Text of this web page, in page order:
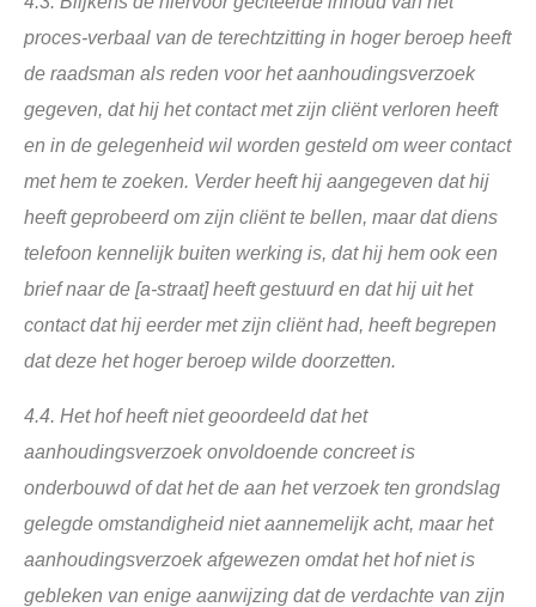
proces-verbaal van de terechtzitting in hoger beroep heeft
de raadsman als reden voor het aanhoudingsverzoek
gegeven, dat hij het contact met zijn cliënt verloren heeft
en in de gelegenheid wil worden gesteld om weer contact
met hem te zoeken. Verder heeft hij aangegeven dat hij
heeft geprobeerd om zijn cliënt te bellen, maar dat diens
telefoon kennelijk buiten werking is, dat hij hem ook een
brief naar de [a-straat] heeft gestuurd en dat hij uit het
contact dat hij eerder met zijn cliënt had, heeft begrepen
dat deze het hoger beroep wilde doorzetten.
4.4. Het hof heeft niet geoordeeld dat het
aanhoudingsverzoek onvoldoende concreet is
onderbouwd of dat het de aan het verzoek ten grondslag
gelegde omstandigheid niet aannemelijk acht, maar het
aanhoudingsverzoek afgewezen omdat het hof niet is
gebleken van enige aanwijzing dat de verdachte van zijn